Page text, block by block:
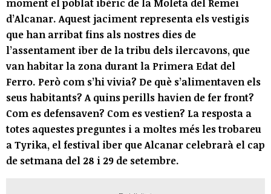
moment el poblat ibèric de la Moleta del Remei
d’Alcanar. Aquest jaciment representa els vestigis
que han arribat fins als nostres dies de
l’assentament iber de la tribu dels ilercavons, que
van habitar la zona durant la Primera Edat del
Ferro. Però com s’hi vivia? De què s’alimentaven els
seus habitants? A quins perills havien de fer front?
Com es defensaven? Com es vestien? La resposta a
totes aquestes preguntes i a moltes més les trobareu
a Tyrika, el festival iber que Alcanar celebrarà el cap
de setmana del 28 i 29 de setembre.